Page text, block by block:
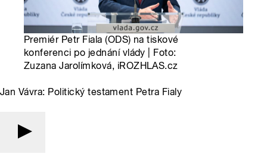
Premiér Petr Fiala (ODS) na tiskové
konferenci po jednání vlády | Foto:
Zuzana Jarolímková, iROZHLAS.cz
Jan Vávra: Politický testament Petra Fialy